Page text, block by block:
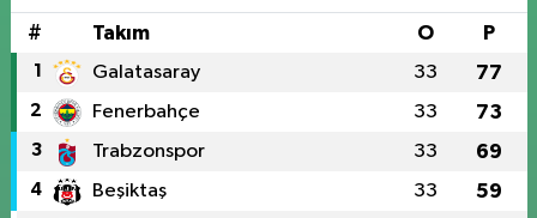
# Takım O P
1 Galatasaray 33 77
2 Fenerbahçe 33 73
3 Trabzonspor 33 69
4 Beşiktaş 33 59